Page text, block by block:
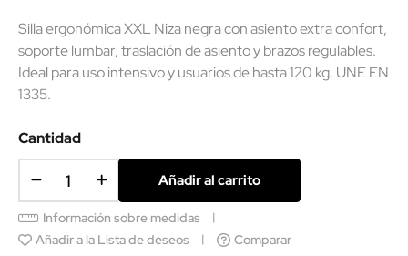
Silla ergonómica XXL Niza negra con asiento extra confort,
soporte lumbar, traslación de asiento y brazos regulables.
Ideal para uso intensivo y usuarios de hasta 120 kg. UNE EN
1335.
Cantidad
Añadir al carrito
Información sobre medidas
Añadir a la Lista de deseos
Comparar